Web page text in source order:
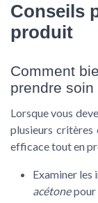
Conseils
produit
Comment
prendre
Lorsque vous
plusieurs critères
efficace tout en
Examiner les
acétonepour